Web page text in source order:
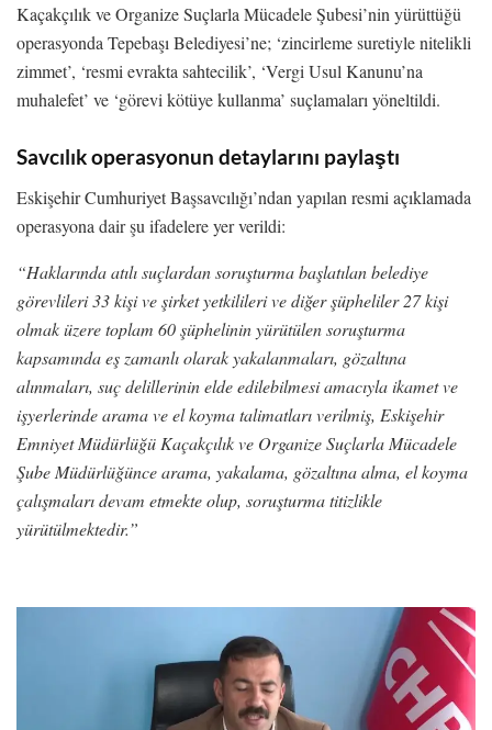
Kaçakçılık ve Organize Suçlarla Mücadele Şubesi’nin yürüttüğü
operasyonda Tepebaşı Belediyesi’ne; ‘zincirleme suretiyle nitelikli
zimmet’, ‘resmi evrakta sahtecilik’, ‘Vergi Usul Kanunu’na
muhalefet’ ve ‘görevi kötüye kullanma’ suçlamaları yöneltildi.
Savcılık operasyonun detaylarını paylaştı
Eskişehir Cumhuriyet Başsavcılığı’ndan yapılan resmi açıklamada
operasyona dair şu ifadelere yer verildi:
“Haklarında atılı suçlardan soruşturma başlatılan belediye
görevlileri 33 kişi ve şirket yetkilileri ve diğer şüpheliler 27 kişi
olmak üzere toplam 60 şüphelinin yürütülen soruşturma
kapsamında eş zamanlı olarak yakalanmaları, gözaltına
alınmaları, suç delillerinin elde edilebilmesi amacıyla ikamet ve
işyerlerinde arama ve el koyma talimatları verilmiş, Eskişehir
Emniyet Müdürlüğü Kaçakçılık ve Organize Suçlarla Mücadele
Şube Müdürlüğünce arama, yakalama, gözaltına alma, el koyma
çalışmaları devam etmekte olup, soruşturma titizlikle
yürütülmektedir.”